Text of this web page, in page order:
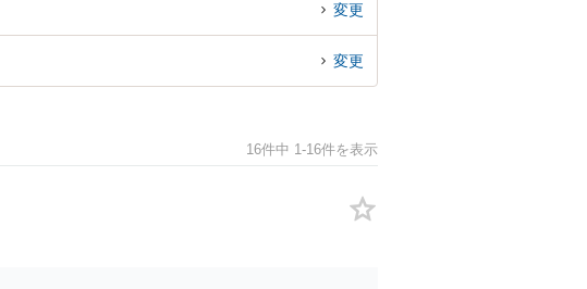
変更
変更
16件中 1-16件を表示